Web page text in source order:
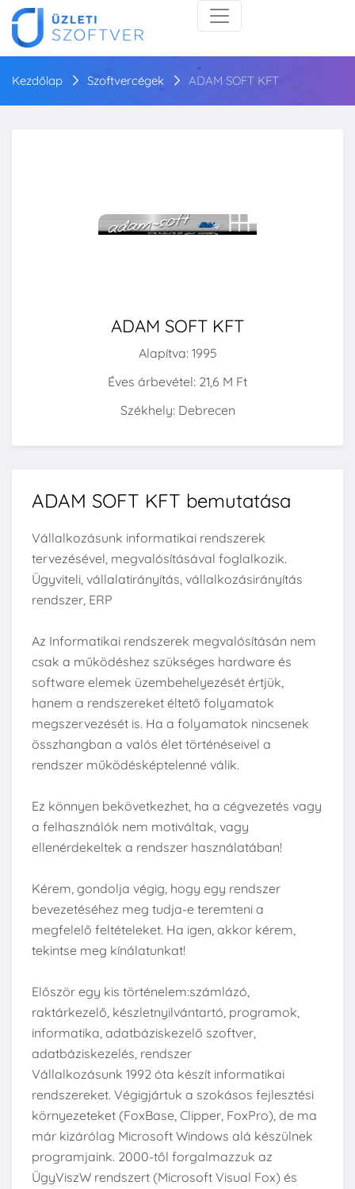
Kezdőlap Szoftvercégek ADAM SOFT KFT
ADAM SOFT KFT
Alapítva: 1995
Éves árbevétel: 21,6 M Ft
Székhely: Debrecen
ADAM SOFT KFT bemutatása
Vállalkozásunk informatikai rendszerek
tervezésével, megvalósításával foglalkozik.
Ügyviteli, vállalatirányítás, vállalkozásirányítás
rendszer, ERP
Az Informatikai rendszerek megvalósításán nem
csak a működéshez szükséges hardware és
software elemek üzembehelyezését értjük,
hanem a rendszereket éltető folyamatok
megszervezését is. Ha a folyamatok nincsenek
összhangban a valós élet történéseivel a
rendszer működésképtelenné válik.
Ez könnyen bekövetkezhet, ha a cégvezetés vagy
a felhasználók nem motiváltak, vagy
ellenérdekeltek a rendszer használatában!
Kérem, gondolja végig, hogy egy rendszer
bevezetéséhez meg tudja-e teremteni a
megfelelő feltételeket. Ha igen, akkor kérem,
tekintse meg kínálatunkat!
Először egy kis történelem:számlázó,
raktárkezelő, készletnyilvántartó, programok,
informatika, adatbáziskezelő szoftver,
adatbáziskezelés, rendszer
Vállalkozásunk 1992 óta készít informatikai
rendszereket. Végigjártuk a szokásos fejlesztési
környezeteket (FoxBase, Clipper, FoxPro), de ma
már kizárólag Microsoft Windows alá készülnek
programjaink. 2000-től forgalmazzuk az
ÜgyViszW rendszert (Microsoft Visual Fox) és